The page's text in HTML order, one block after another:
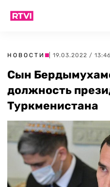
НОВОСТИ | 19.03.2022 / 13:46
Сын
должность
Туркменистана